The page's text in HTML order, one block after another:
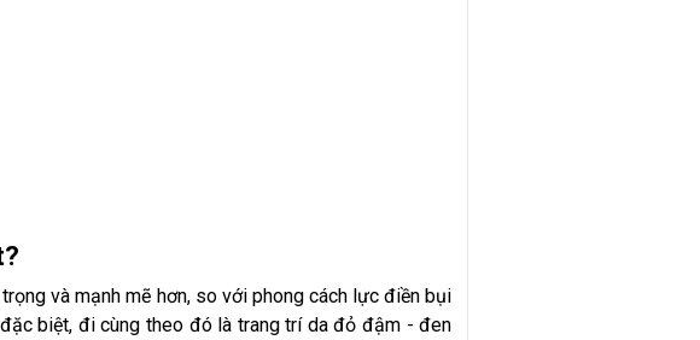
và mạnh mẽ hơn, so với phong cách lực điền bụi
biệt, đi cùng theo đó là trang trí da đỏ đậm - đen